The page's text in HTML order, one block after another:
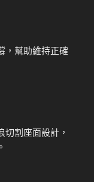
，幫助維持正確
割座面設計，